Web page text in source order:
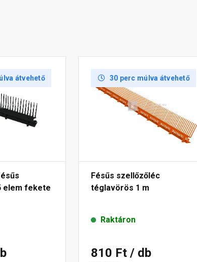
átvehető
elem fekete
30 perc múlva átvehető
Fésűs szellőzőléc
téglavörös 1 m
Raktáron
810 Ft / db